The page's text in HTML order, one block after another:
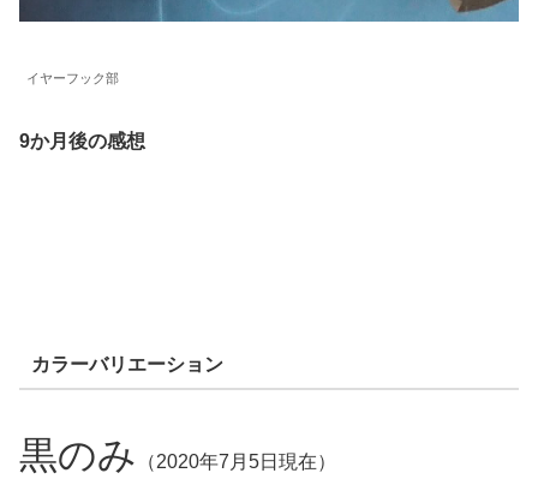
イヤーフック部
9か月後の感想
カラーバリエーション
黒のみ （2020年7月5日現在）